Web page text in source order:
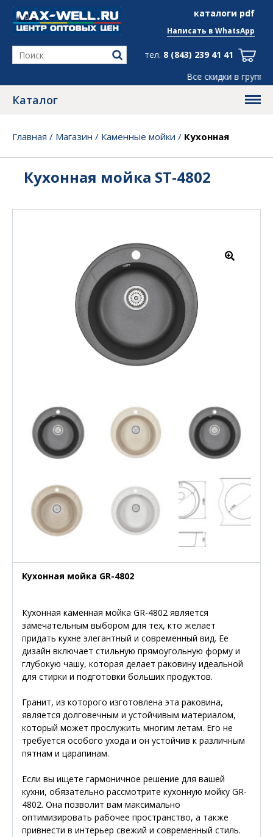
каталоги pdf
info@max-well.ru
Все скидки в группеTelegram, ←
Написать в WhatsApp
тел. 8 (843) 239 41 41
Каталог
Главная / Магазин / Каменные мойки / Кухонная
Кухонная мойка ST-4802
Кухонная мойка GR-4802
Кухонная каменная мойка GR-4802 является
замечательным выбором для тех, кто желает
придать кухне элегантный и современный вид. Ее
дизайн включает стильную прямоугольную форму и
глубокую чашу, которая делает раковину идеальной
для стирки и подготовки больших продуктов.
Гранит, из которого изготовлена эта раковина,
является долговечным и устойчивым материалом,
который может прослужить многим летам. Его не
требуется особого ухода и он устойчив к различным
пятнам и царапинам.
Если вы ищете гармоничное решение для вашей
кухни, обязательно рассмотрите кухонную мойку GR-
4802. Она позволит вам максимально
оптимизировать рабочее пространство, а также
привнести в интерьер свежий и современный стиль.